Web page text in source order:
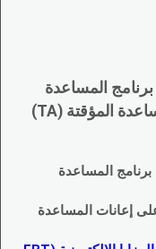
المساعدة
الغذائية التكميلية (SNAP) وبرنامج المساعدة المؤقتة (TA)
المساعدة
إعانات المساعدة